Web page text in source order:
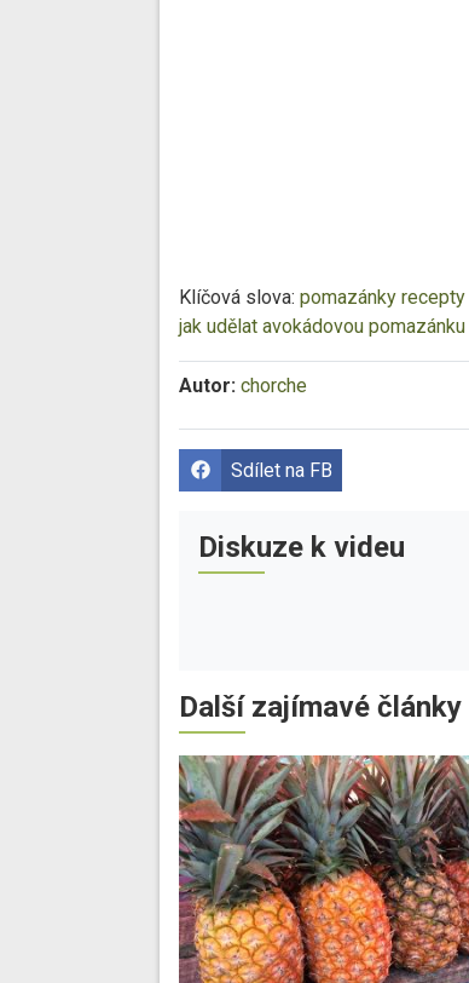
Klíčová slova: pomazánky recepty
jak udělat avokádovou pomazánku
Autor: chorche
Sdílet na FB
Diskuze k videu
Další zajímavé články